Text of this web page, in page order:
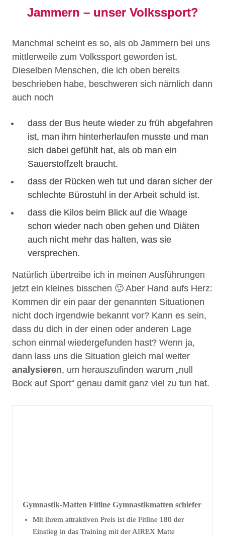
Jammern – unser Volkssport?
Manchmal scheint es so, als ob Jammern bei uns
mittlerweile zum Volkssport geworden ist.
Dieselben Menschen, die ich oben bereits
beschrieben habe, beschweren sich nämlich dann
auch noch
dass der Bus heute wieder zu früh abgefahren
ist, man ihm hinterherlaufen musste und man
sich dabei gefühlt hat, als ob man ein
Sauerstoffzelt braucht.
dass der Rücken weh tut und daran sicher der
schlechte Bürostuhl in der Arbeit schuld ist.
dass die Kilos beim Blick auf die Waage
schon wieder nach oben gehen und Diäten
auch nicht mehr das halten, was sie
versprechen.
Natürlich übertreibe ich in meinen Ausführungen
jetzt ein kleines bisschen 🙂 Aber Hand aufs Herz:
Kommen dir ein paar der genannten Situationen
nicht doch irgendwie bekannt vor? Kann es sein,
dass du dich in der einen oder anderen Lage
schon einmal wiedergefunden hast? Wenn ja,
dann lass uns die Situation gleich mal weiter
analysieren, um herauszufinden warum „null
Bock auf Sport“ genau damit ganz viel zu tun hat.
Gymnastik-Matten Fitline Gymnastikmatten schiefer
Mit ihrem attraktiven Preis ist die Fitline 180 der
Einstieg in das Training mit der AIREX Matte